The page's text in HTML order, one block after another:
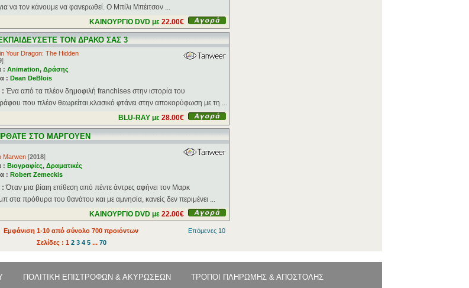
να τον κάνουμε να φανερωθεί. Ο Μπίλι Μπέιτσον ...
ΚΑΙΝΟΥΡΓΙΟ DVD με 22.00€
ΤΟΝ ΔΡΑΚΟ ΣΑΣ 3
Your Dragon: The Hidden
]
: Animation, Δράσης
: Dean DeBlois
: Ένα από τα πλέον δημοφιλή franchises στην ιστορία του
που πλέον θεωρείται κλασικό φτάνει στην αποκορύφωση με τη ...
BLU-RAY με 28.00€
ΣΤΟ ΜΑΡΓΟΥΕΝ
Marwen [2018]
: Βιογραφίες, Δραματικές
: Robert Zemeckis
:Όταν μια βίαιη επίθεση από πέντε άντρες αφήνει τον Μαρκ
στα πρόθυρα του θανάτου και με αμνησία, κανείς δεν περιμένει ...
ΚΑΙΝΟΥΡΓΙΟ DVD με 22.00€
Εμφάνιση 1-10 από σύνολο 700 προιόντων
Επόμενες 10
Σελίδες : 1 2 3 4 5 ... 70
ΠΟΛΙΤΙΚΗ ΕΠΙΣΤΡΟΦΩΝ & ΑΚΥΡΩΣΕΩΝ ΤΡΟΠΟΙ ΠΛΗΡΩΜΗΣ & ΑΠΟΣΤΟΛΗΣ